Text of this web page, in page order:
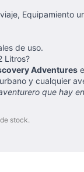
Equipamiento
de uso.
Litros?
Adventures
y cualquier
que hay
stock.